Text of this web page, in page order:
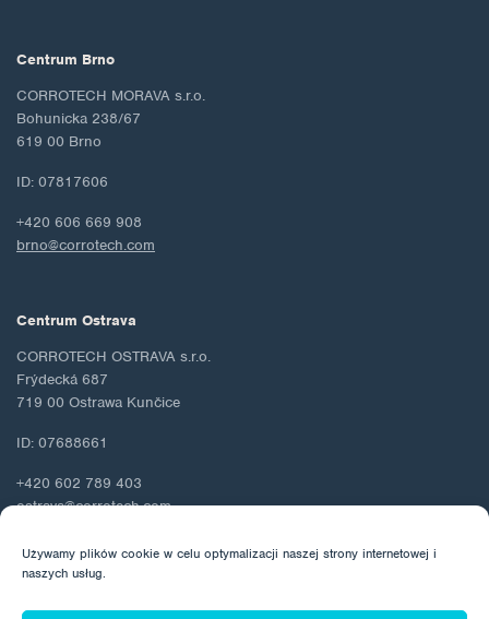
Używamy plików cookie w celu optymalizacji naszej strony internetowej i
naszych usług.
Centrum Brno
CORROTECH MORAVA s.r.o.
Bohunicka 238/67
619 00 Brno
ID: 07817606
+420 606 669 908
brno@corrotech.com
Centrum Ostrava
CORROTECH OSTRAVA s.r.o.
Frýdecká 687
719 00 Ostrawa Kunčice
ID: 07688661
+420 602 789 403
ostrava@corrotech.com